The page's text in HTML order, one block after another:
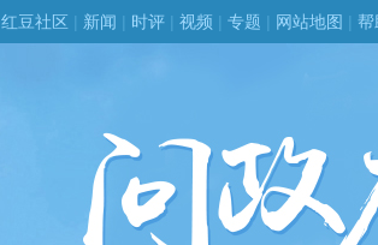
红豆社区 | 新闻 | 时评 | 视频 | 专题 | 网站地图 | 帮